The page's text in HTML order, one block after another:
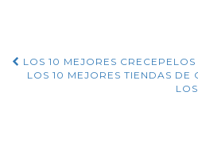
Navegación
LOS 10 MEJORES
LOS 10 MEJORES TIENDAS DE